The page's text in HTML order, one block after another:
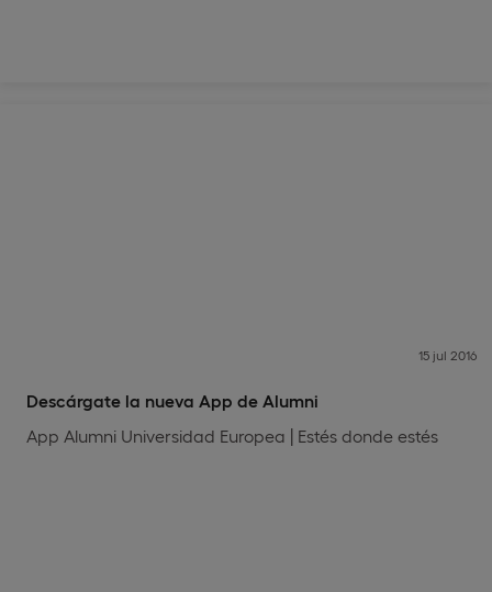
Descárgate la nueva App de Alumni
15 jul 2016
App Alumni Universidad Europea | Estés donde estés